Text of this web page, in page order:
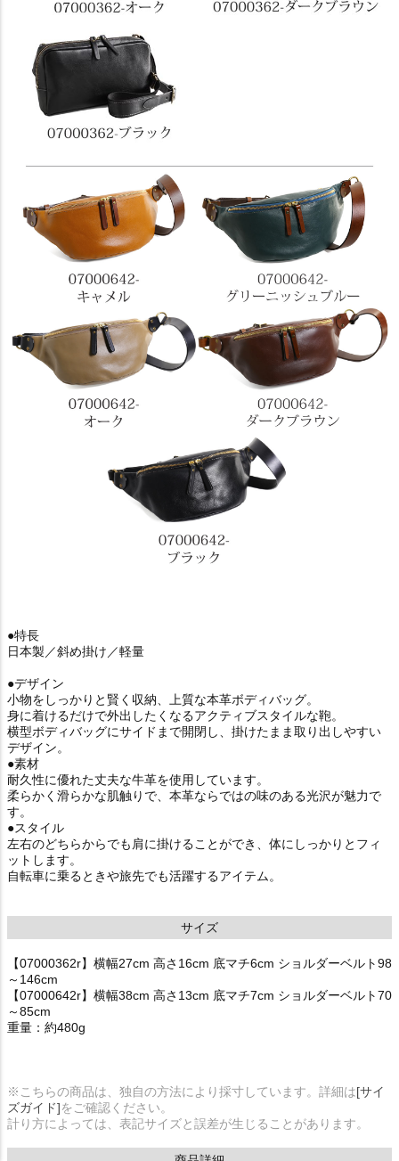
●特長
日本製／斜め掛け／軽量
●デザイン
小物をしっかりと賢く収納、上質な本革ボディバッグ。
身に着けるだけで外出したくなるアクティブスタイルな鞄。
横型ボディバッグにサイドまで開閉し、掛けたまま取り出しやすい
デザイン。
●素材
耐久性に優れた丈夫な牛革を使用しています。
柔らかく滑らかな肌触りで、本革ならではの味のある光沢が魅力で
す。
●スタイル
左右のどちらからでも肩に掛けることができ、体にしっかりとフィ
ットします。
自転車に乗るときや旅先でも活躍するアイテム。
サイズ
【07000362r】横幅27cm 高さ16cm 底マチ6cm ショルダーベルト98
～146cm
【07000642r】横幅38cm 高さ13cm 底マチ7cm ショルダーベルト70
～85cm
重量：約480g
※こちらの商品は、独自の方法により採寸しています。詳細は[サイ
ズガイド]をご確認ください。
計り方によっては、表記サイズと誤差が生じることがあります。